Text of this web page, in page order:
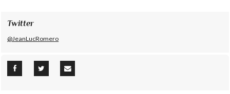
Twitter
@JeanLucRomero